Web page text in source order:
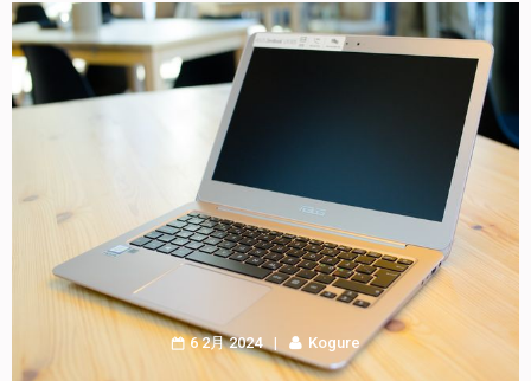
6 2月 2024 Kogure